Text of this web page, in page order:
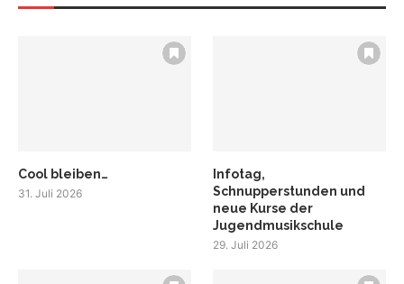
Cool bleiben…
31. Juli 2026
Infotag,
Schnupperstunden und
neue Kurse der
Jugendmusikschule
29. Juli 2026